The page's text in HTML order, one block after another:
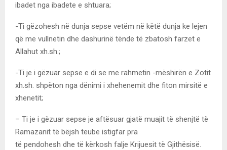
ibadet nga ibadete e shtuara;
-Ti gëzohesh në dunja sepse vetëm në këtë dunja ke lejen
që me vullnetin dhe dashurinë tënde të zbatosh farzet e
Allahut xh.sh.;
-Ti je i gëzuar sepse e di se me rahmetin -mëshirën e Zotit
xh.sh. shpëton nga dënimi i xhehenemit dhe fiton mirsitë e
xhenetit;
– Ti je i gëzuar sepse je aftësuar gjatë muajit të shenjtë të
Ramazanit të bëjsh teube istigfar pra
të pendohesh dhe të kërkosh falje Krijuesit të Gjithësisë.